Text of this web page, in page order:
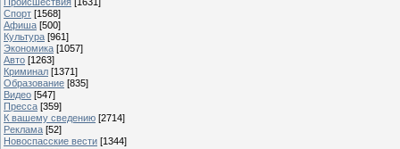
Спорт [1568]
Афиша [500]
Культура [961]
Экономика [1057]
Авто [1263]
Криминал [1371]
Образование [835]
Видео [547]
Пресса [359]
К вашему сведению [2714]
Реклама [52]
Новоспасские вести [1344]